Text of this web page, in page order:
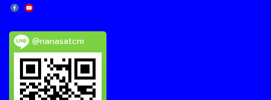
@nanasatcm